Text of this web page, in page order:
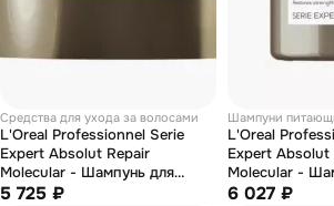
Средства для ухода за волосами
L'Oreal Professionnel Serie
Expert Absolut Repair
Molecular - Шампунь для
волос (рефил) 500 мл
5 725 ₽
Шампуни
L'Oreal
Expert Absolut
Molecular -
волос 500 мл
6 027 ₽